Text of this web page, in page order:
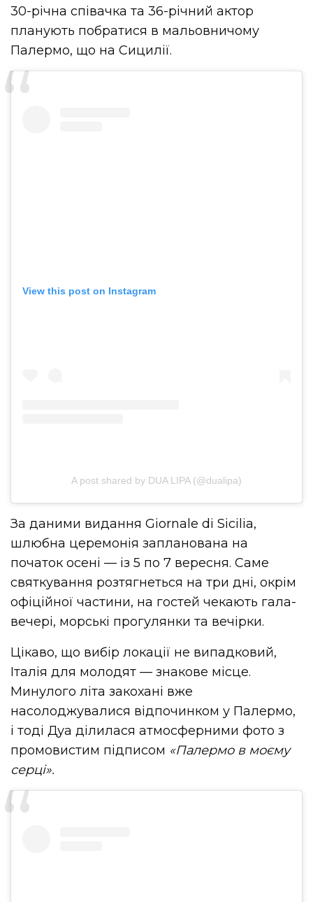
30-річна співачка та 36-річний актор
планують побратися в мальовничому
Палермо, що на Сицилії.
View this post on Instagram
A post shared by DUA LIPA (@dualipa)
За даними видання Giornale di Sicilia,
шлюбна церемонія запланована на
початок осені — із 5 по 7 вересня. Саме
святкування розтягнеться на три дні, окрім
офіційної частини, на гостей чекають гала-
вечері, морські прогулянки та вечірки.
Цікаво, що вибір локації не випадковий,
Італія для молодят — знакове місце.
Минулого літа закохані вже
насолоджувалися відпочинком у Палермо,
і тоді Дуа ділилася атмосферними фото з
промовистим підписом «Палермо в моєму
серці».